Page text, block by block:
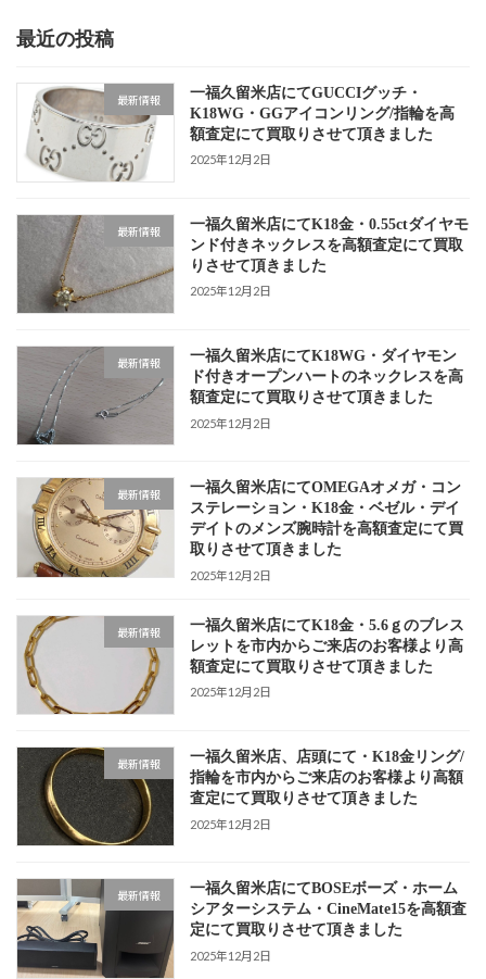
最近の投稿
最新情報
一福久留米店にてGUCCIグッチ・
K18WG・GGアイコンリング/指輪を高
額査定にて買取りさせて頂きました
2025年12月2日
最新情報
一福久留米店にてK18金・0.55ctダイヤモ
ンド付きネックレスを高額査定にて買取
りさせて頂きました
2025年12月2日
最新情報
一福久留米店にてK18WG・ダイヤモン
ド付きオープンハートのネックレスを高
額査定にて買取りさせて頂きました
2025年12月2日
最新情報
一福久留米店にてOMEGAオメガ・コン
ステレーション・K18金・ベゼル・デイ
デイトのメンズ腕時計を高額査定にて買
取りさせて頂きました
2025年12月2日
最新情報
一福久留米店にてK18金・5.6ｇのブレス
レットを市内からご来店のお客様より高
額査定にて買取りさせて頂きました
2025年12月2日
最新情報
一福久留米店、店頭にて・K18金リング/
指輪を市内からご来店のお客様より高額
査定にて買取りさせて頂きました
2025年12月2日
最新情報
一福久留米店にてBOSEボーズ・ホーム
シアターシステム・CineMate15を高額査
定にて買取りさせて頂きました
2025年12月2日